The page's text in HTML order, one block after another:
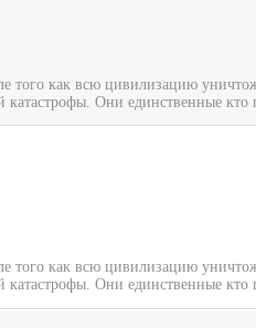
того как всю цивилизацию
Они единственные кто
того как всю цивилизацию
катастрофы. Они единственные кто